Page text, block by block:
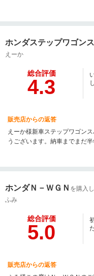
ます。
ホンダステップワゴン
えーか
総合評価
4.3
販売店からの返答
えーか様新車ステップワゴン
うございます。納車までまだ
ホンダＮ－ＷＧＮ を購入
ふみ
総合評価
5.0
販売店からの返答